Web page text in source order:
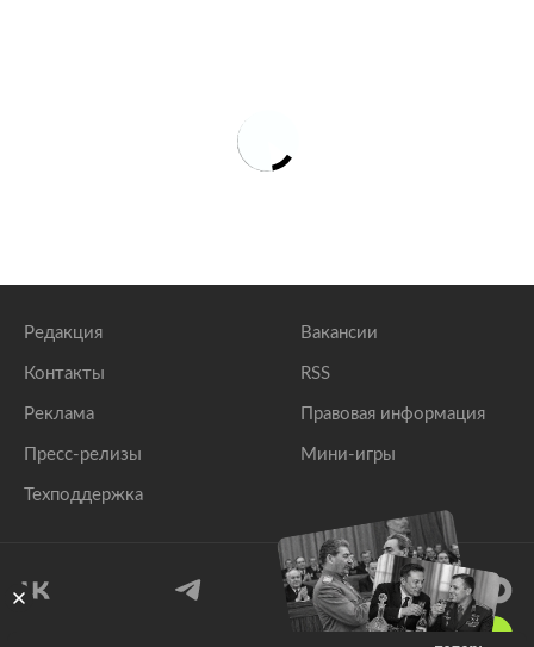
Редакция
Контакты
Реклама
Пресс-релизы
Техподдержка
Вакансии
RSS
Правовая информация
Мини-игры